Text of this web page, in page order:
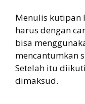
Menulis kutipan
harus dengan
bisa
mencantumkan
Setelah itu
dimaksud.